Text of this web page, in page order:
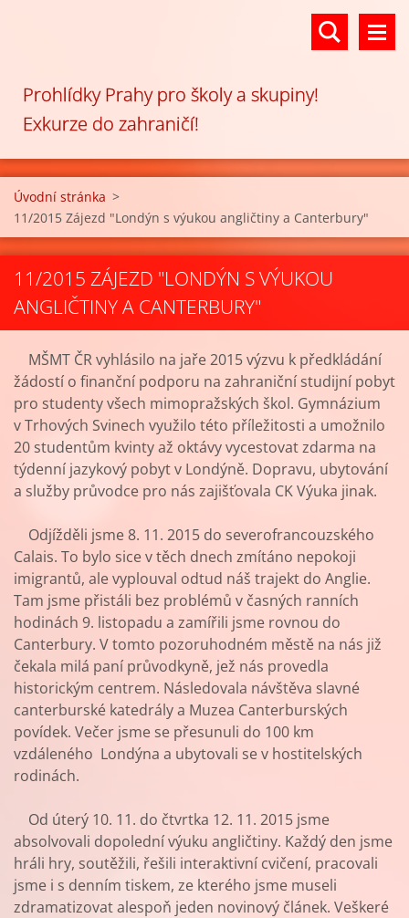
Prohlídky Prahy pro školy a skupiny!
Exkurze do zahraničí!
Úvodní stránka >
11/2015 Zájezd "Londýn s výukou angličtiny a Canterbury"
11/2015 ZÁJEZD "LONDÝN S VÝUKOU
ANGLIČTINY A CANTERBURY"
MŠMT ČR vyhlásilo na jaře 2015 výzvu k předkládání
žádostí o finanční podporu na zahraniční studijní pobyt
pro studenty všech mimopražských škol. Gymnázium
v Trhových Svinech využilo této příležitosti a umožnilo
20 studentům kvinty až oktávy vycestovat zdarma na
týdenní jazykový pobyt v Londýně. Dopravu, ubytování
a služby průvodce pro nás zajišťovala CK Výuka jinak.
Odjížděli jsme 8. 11. 2015 do severofrancouzského
Calais. To bylo sice v těch dnech zmítáno nepokoji
imigrantů, ale vyplouval odtud náš trajekt do Anglie.
Tam jsme přistáli bez problémů v časných ranních
hodinách 9. listopadu a zamířili jsme rovnou do
Canterbury. V tomto pozoruhodném městě na nás již
čekala milá paní průvodkyně, jež nás provedla
historickým centrem. Následovala návštěva slavné
canterburské katedrály a Muzea Canterburských
povídek. Večer jsme se přesunuli do 100 km
vzdáleného Londýna a ubytovali se v hostitelských
rodinách.
Od úterý 10. 11. do čtvrtka 12. 11. 2015 jsme
absolvovali dopolední výuku angličtiny. Každý den jsme
hráli hry, soutěžili, řešili interaktivní cvičení, pracovali
jsme i s denním tiskem, ze kterého jsme museli
zdramatizovat alespoň jeden novinový článek. Veškeré